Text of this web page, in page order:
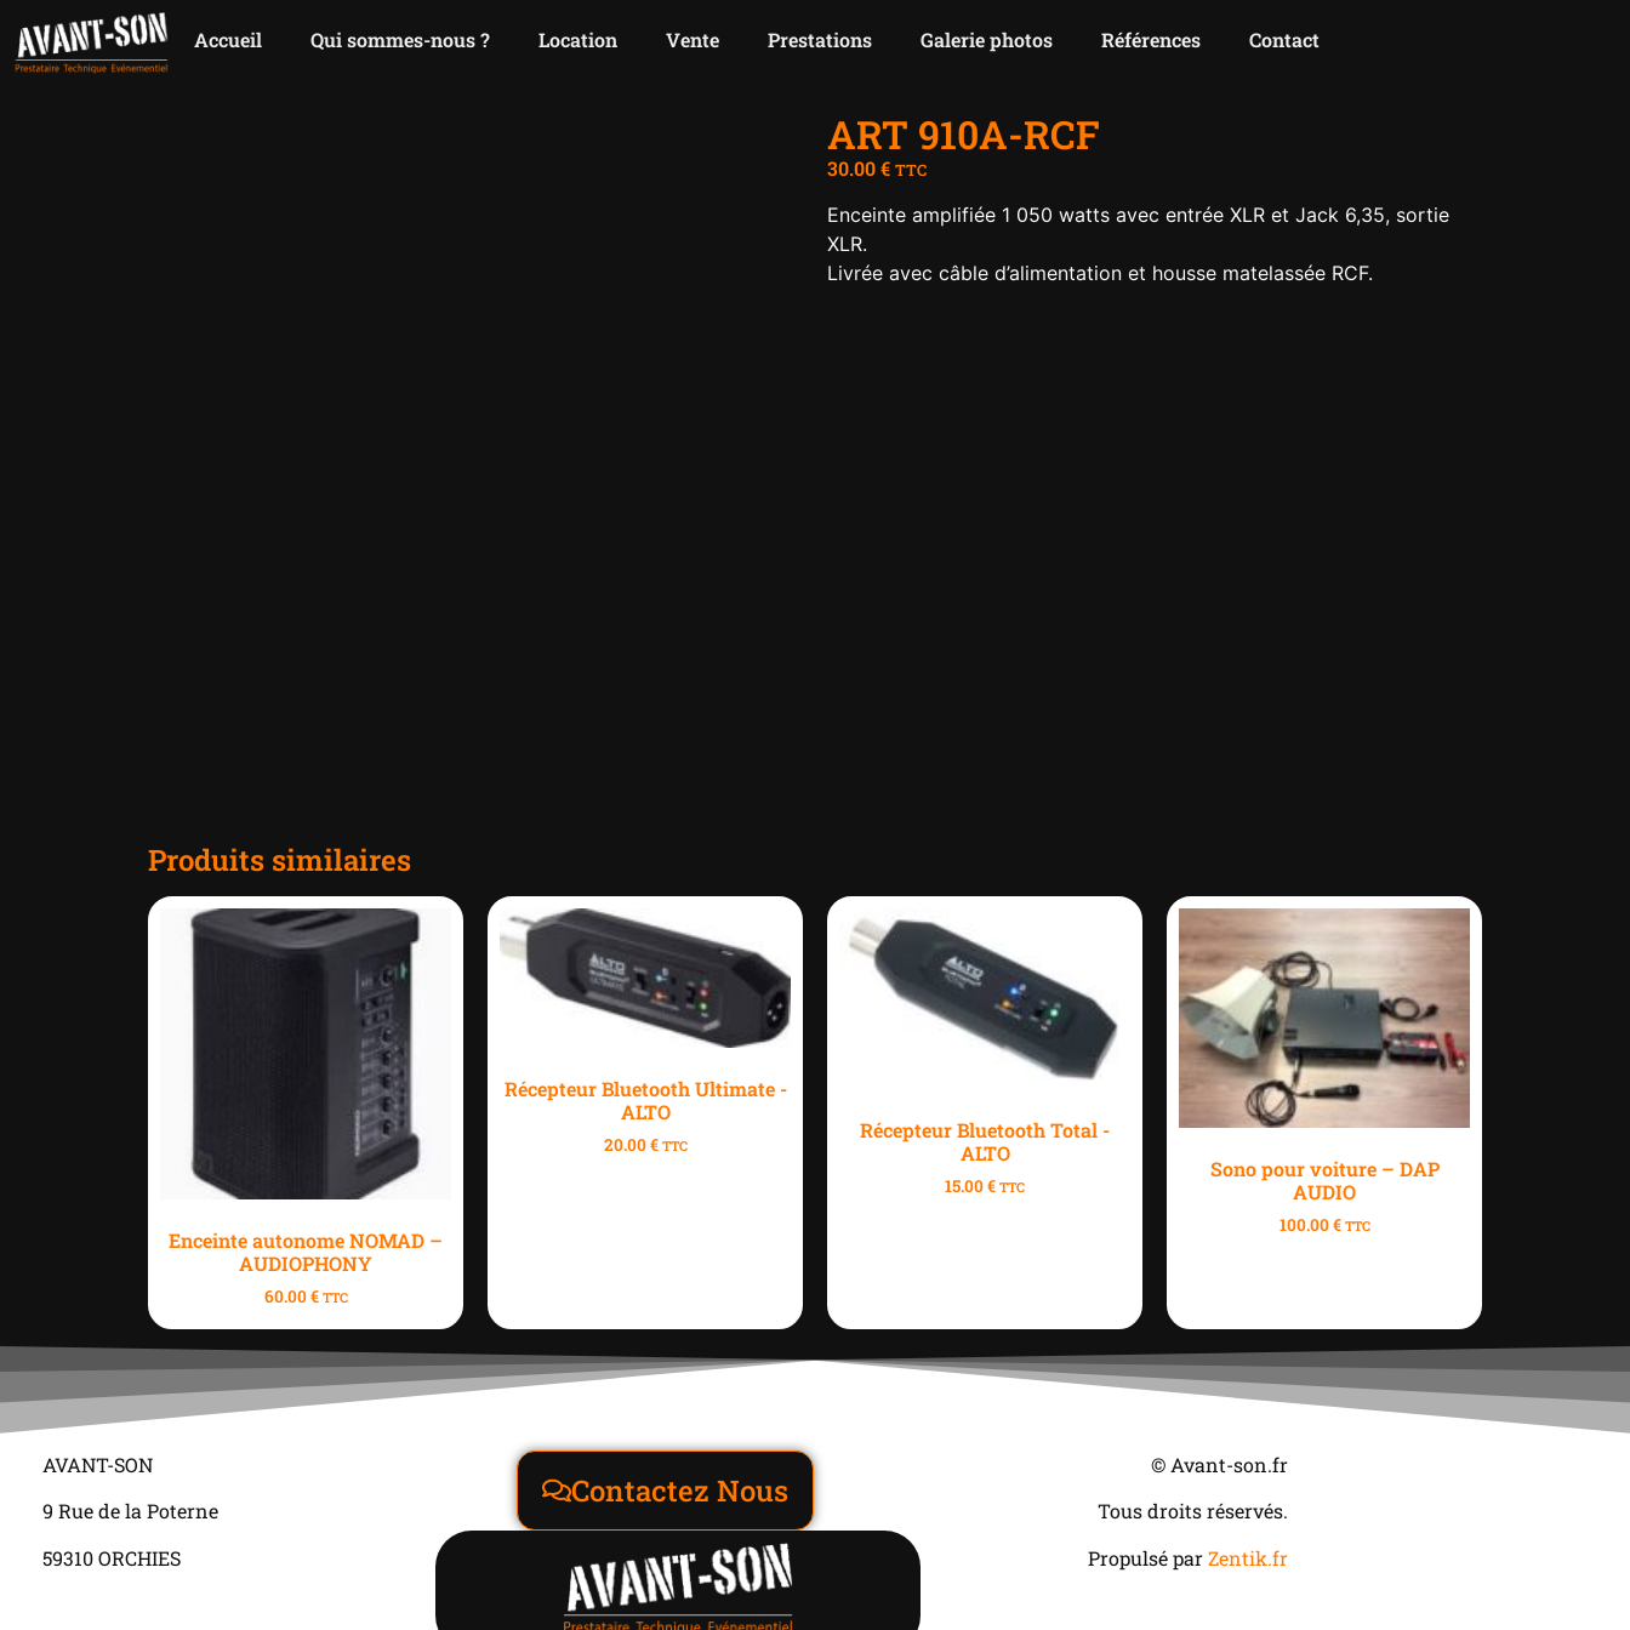
Accueil Qui sommes-nous ? Location Vente Prestations Galerie photos Références Contact
ART 910A-RCF
30.00€ TTC
Enceinte amplifiée 1 050 watts avec entrée XLR et Jack 6,35, sortie
XLR.
Livrée avec câble d’alimentation et housse matelassée RCF.
Produits similaires
Enceinte autonome NOMAD –
AUDIOPHONY
60.00€ TTC
Récepteur Bluetooth Ultimate -
ALTO
20.00€ TTC
Récepteur Bluetooth Total -
ALTO
15.00€ TTC
Sono pour voiture – DAP
AUDIO
100.00€ TTC
AVANT-SON
9 Rue de la Poterne
59310 ORCHIES
Contactez Nous
© Avant-son.fr
Tous droits réservés.
Propulsé parZentik.fr